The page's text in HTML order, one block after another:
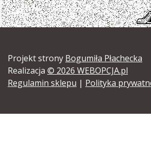
Projekt strony Bogumiła Płachecka
Realizacja © 2026 WEBOPCJA.pl
Regulamin sklepu | Polityka